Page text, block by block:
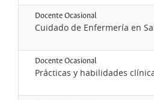
Docente Ocasional
Cuidado de Enfermería en
Docente Ocasional
Prácticas y habilidades